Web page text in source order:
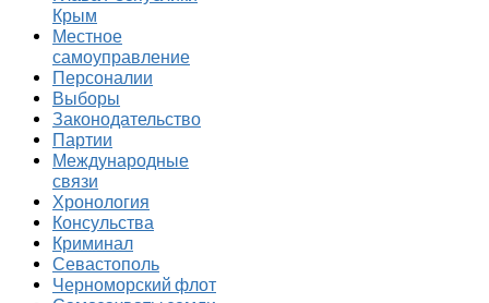
Крым
Местное
самоуправление
Персоналии
Выборы
Законодательство
Партии
Международные
связи
Хронология
Консульства
Криминал
Севастополь
Черноморский флот